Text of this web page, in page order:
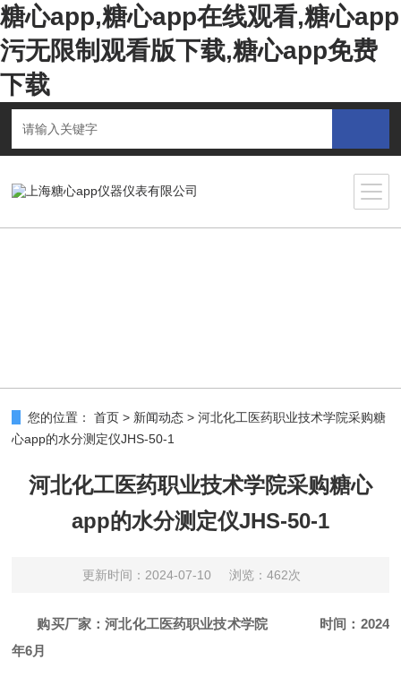
糖心app,糖心app在线观看,糖心app
污无限制观看版下载,糖心app免费
下载
您的位置： 首页 > 新闻动态 >河北化工医药职业技术学院采购糖
心app的水分测定仪JHS-50-1
河北化工医药职业技术学院采购糖心
app的水分测定仪JHS-50-1
更新时间：2024-07-10 浏览：462次
购买厂家 ：河北化工医药职业技术学院 时间： 2024
年6月